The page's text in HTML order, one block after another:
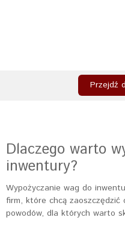
Przejdź
Dlaczego warto
inwentury?
Wypożyczanie wag do
firm, które chcą zaoszczędzić
powodów, dla których warto